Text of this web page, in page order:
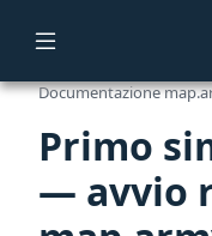
Documentazione
Primo
— avvio